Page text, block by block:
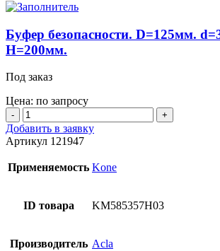
Буфер безопасности. D=125мм.
H=200мм.
Под заказ
Цена: по запросу
Количество
товара
Буфер
D=125мм.
Добавить в заявку
Артикул 121947
Применяемость Kone
ID товара KM585357H03
Производитель Acla